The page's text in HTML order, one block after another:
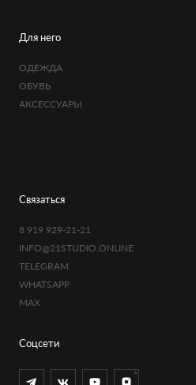
Связаться
8 919 929-21-21
INFO@21STUDIO.ONLINE
TELEGRAM
WHATSAPP
MAX
АКСЕССУАРЫ
ОБУВЬ
ОДЕЖДА
Для него
Соцсети